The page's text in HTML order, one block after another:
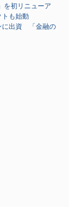
を初リニューア
も始動
に出資 「金融の